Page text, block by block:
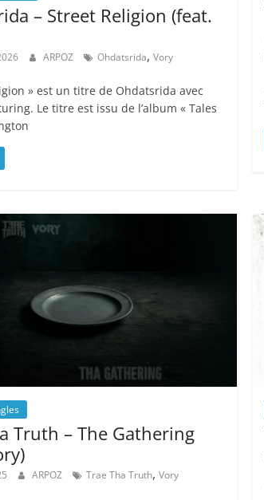
– Street Religion (feat.
ARPOZ Ohdatsrida, Vory
» est un titre de Ohdatsrida avec
Le titre est issu de l’album « Tales
Truth – The Gathering
ARPOZ Trae Tha Truth, Vory